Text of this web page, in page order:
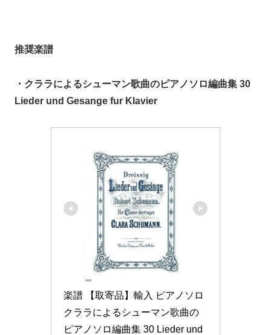
推奨楽譜
・クララによるシューマン歌曲のピアノソロ編曲集 30
Lieder und Gesange fur Klavier
楽譜 【取寄品】輸入 ピアノソロ
クララによるシューマン歌曲の
ピアノソロ編曲集 30 Lieder und